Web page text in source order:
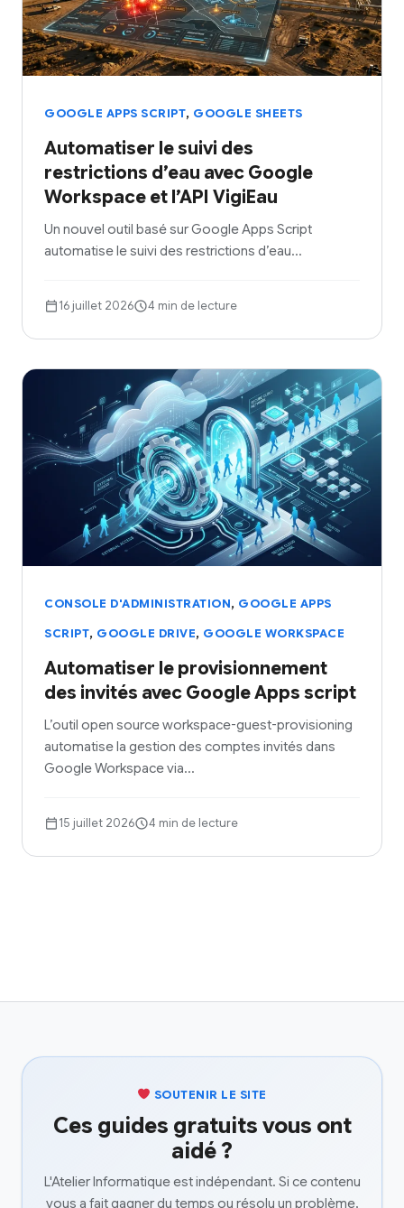
GOOGLE APPS SCRIPT, GOOGLE SHEETS
Automatiser le suivi des
restrictions d’eau avec Google
Workspace et l’API VigiEau
Un nouvel outil basé sur Google Apps Script
automatise le suivi des restrictions d’eau…
16 juillet 2026 4 min de lecture
CONSOLE D'ADMINISTRATION, GOOGLE APPS
SCRIPT, GOOGLE DRIVE, GOOGLE WORKSPACE
Automatiser le provisionnement
des invités avec Google Apps script
L’outil open source workspace-guest-provisioning
automatise la gestion des comptes invités dans
Google Workspace via…
15 juillet 2026 4 min de lecture
SOUTENIR LE SITE
Ces guides gratuits vous ont
aidé ?
L'Atelier Informatique est indépendant. Si ce contenu
vous a fait gagner du temps ou résolu un problème,